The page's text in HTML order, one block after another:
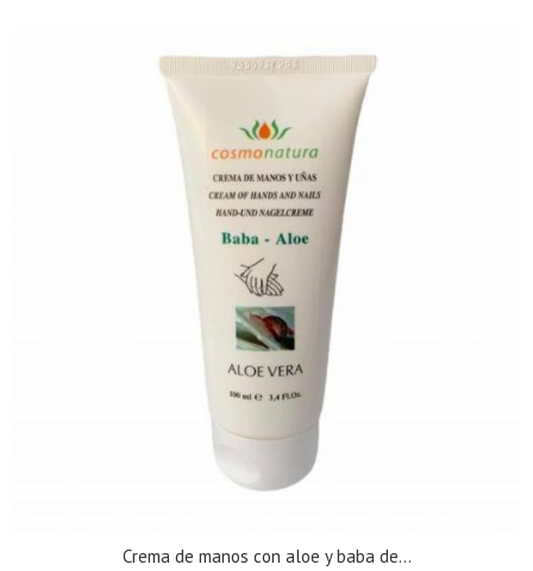
Crema de manos con aloe y baba de...